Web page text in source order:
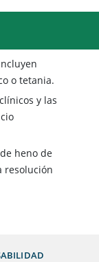
o tetania.
y las
heno de
resolución